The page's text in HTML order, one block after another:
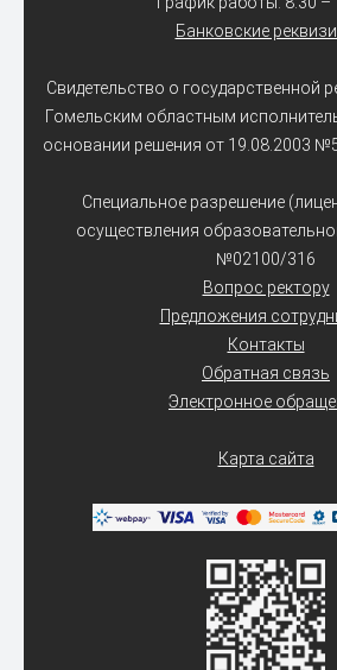
Банковские
Свидетельство о государственной
Гомельским областным
основании решения от 19.08.2003
Специальное разрешение
осуществления
№02100/316
Вопрос ректору
Предложения
Контакты
Обратная связь
Электронное
Карта сайта